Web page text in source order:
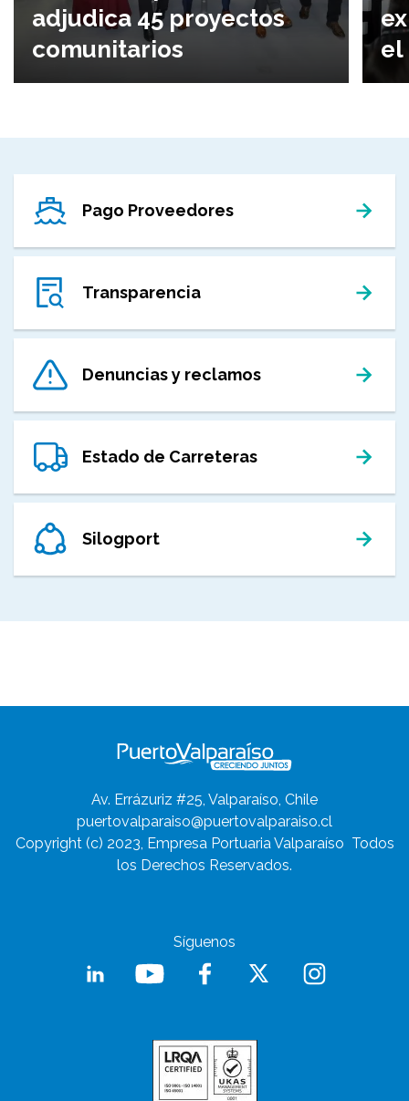
adjudica 45 proyectos
comunitarios
el
Pago Proveedores
Transparencia
Denuncias y reclamos
Estado de Carreteras
Silogport
Av. Errázuriz #25, Valparaíso, Chile
puertovalparaiso@puertovalparaiso.cl
Copyright (c) 2023, Empresa Portuaria Valparaíso Todos
los Derechos Reservados.
Síguenos